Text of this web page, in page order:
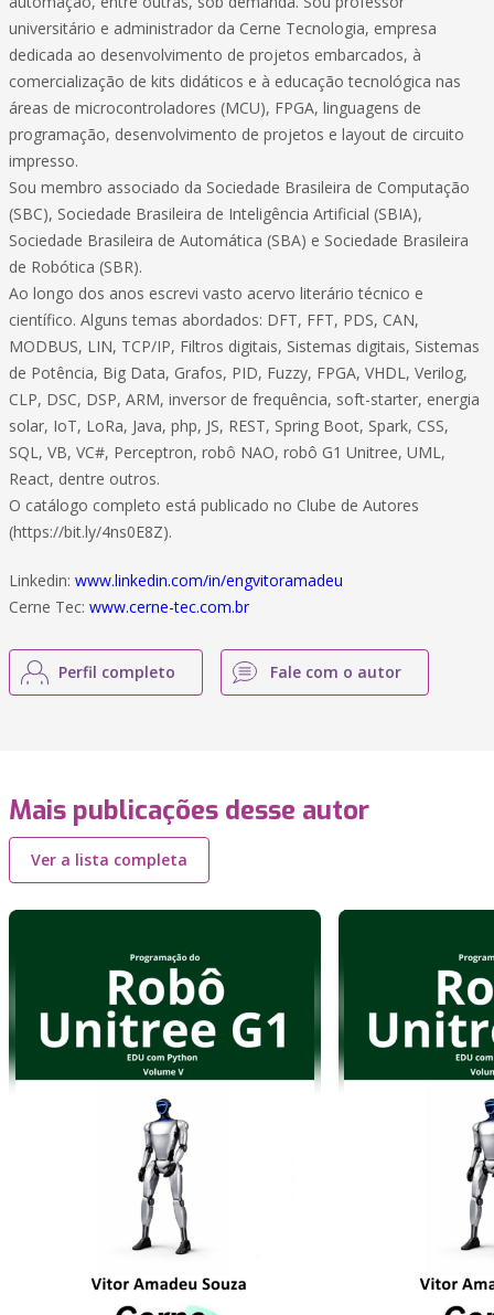
universitário e administrador da Cerne Tecnologia, empresa
dedicada ao desenvolvimento de projetos embarcados, à
comercialização de kits didáticos e à educação tecnológica nas
áreas de microcontroladores (MCU), FPGA, linguagens de
programação, desenvolvimento de projetos e layout de circuito
impresso.
Sou membro associado da Sociedade Brasileira de Computação
(SBC), Sociedade Brasileira de Inteligência Artificial (SBIA),
Sociedade Brasileira de Automática (SBA) e Sociedade Brasileira
de Robótica (SBR).
Ao longo dos anos escrevi vasto acervo literário técnico e
científico. Alguns temas abordados: DFT, FFT, PDS, CAN,
MODBUS, LIN, TCP/IP, Filtros digitais, Sistemas digitais, Sistemas
de Potência, Big Data, Grafos, PID, Fuzzy, FPGA, VHDL, Verilog,
CLP, DSC, DSP, ARM, inversor de frequência, soft-starter, energia
solar, IoT, LoRa, Java, php, JS, REST, Spring Boot, Spark, CSS,
SQL, VB, VC#, Perceptron, robô NAO, robô G1 Unitree, UML,
React, dentre outros.
O catálogo completo está publicado no Clube de Autores
(https://bit.ly/4ns0E8Z).
Linkedin: www.linkedin.com/in/engvitoramadeu
Cerne Tec: www.cerne-tec.com.br
Perfil completo Fale com o autor
Mais publicações desse autor
Ver a lista completa